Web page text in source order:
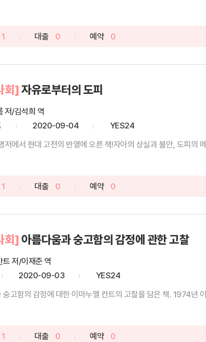
1 대출 0 예약 0
회] 자유로부터의 도피
저/김석희 역
2020-09-04
YES24
저에서 현대 고전의 반열에 오른 책!자아의 상실과 불안, 도피의
1 대출 0 예약 0
회] 아름다움과 숭고함의 감정에 관한 고찰
트 저/이재준 역
2020-09-03
YES24
숭고함의 감정에 대한 이마누엘 칸트의 고찰을 담은 책. 1974년
1 대출 0 예약 0